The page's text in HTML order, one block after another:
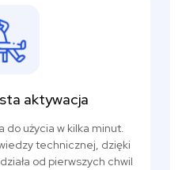
aktywacja
do użycia w kilka minut.
technicznej, dzięki
od pierwszych chwil